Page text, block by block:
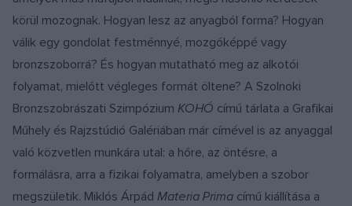
körül mozognak. Hogyan lesz az anyagból forma? Hogyan
válik egy gondolat festménnyé, mozgóképpé vagy
bronzszoborrá? És hogyan mutatható meg az alkotói
folyamat, mielőtt végleges formát öltene? A Szolnoki
Bronzszobrászati Szimpózium KOHÓ című tárlata a Grafikai
Műhely és Rajzstúdió Galériában már címével is az anyaggal
való közvetlen munkára utal: a hőre, az öntésre, a
formálásra, arra a fizikai folyamatra, amelyben a szobor
megszületik. Miklós Árpád Materia Prima című kiállítása a